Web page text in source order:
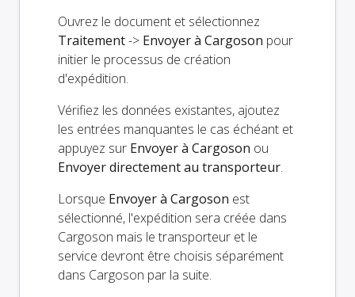
Ouvrez le document et sélectionnez
Traitement-> Envoyer à Cargoson pour
initier le processus de création
d'expédition.
Vérifiez les données existantes, ajoutez
les entrées manquantes le cas échéant et
appuyez sur Envoyer à Cargoson ou
Envoyer directement au transporteur.
Lorsque Envoyer à Cargoson est
sélectionné, l'expédition sera créée dans
Cargoson mais le transporteur et le
service devront être choisis séparément
dans Cargoson par la suite.